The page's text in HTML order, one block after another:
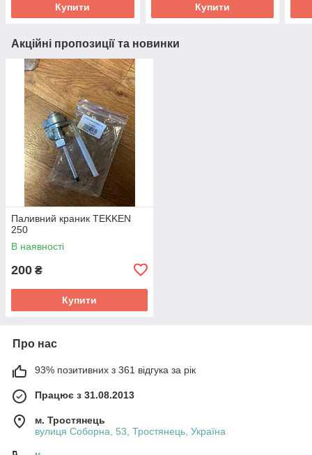
Купити Купити
Акційні пропозиції та новинки
Паливний краник TEKKEN
250
В наявності
200 ₴
Купити
Про нас
93% позитивних з 361 відгука за рік
Працює з 31.08.2013
м. Тростянець
вулиця Соборна, 53, Тростянець, Україна